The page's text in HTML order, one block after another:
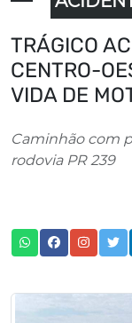
TRÁGICO
CENTRO-
VIDA DE
Caminhão com
rodovia PR 239